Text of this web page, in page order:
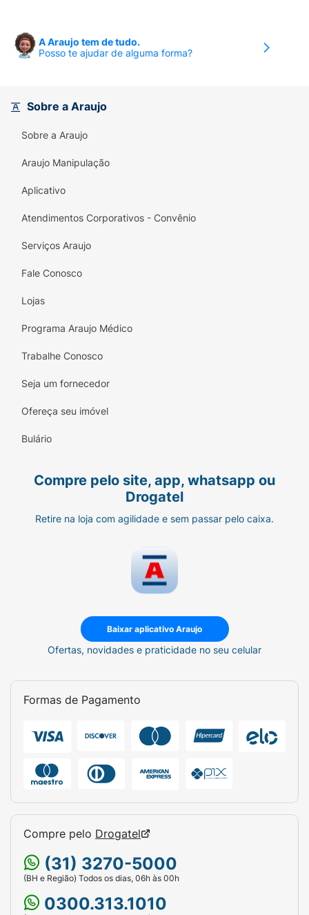
A Araujo tem de tudo.
Posso te ajudar de alguma forma?
Sobre a Araujo
Sobre a Araujo
Araujo Manipulação
Aplicativo
Atendimentos Corporativos - Convênio
Serviços Araujo
Fale Conosco
Lojas
Programa Araujo Médico
Trabalhe Conosco
Seja um fornecedor
Ofereça seu imóvel
Bulário
Compre pelo site, app, whatsapp ou
Drogatel
Retire na loja com agilidade e sem passar pelo caixa.
Baixar aplicativo Araujo
Ofertas, novidades e praticidade no seu celular
Formas de Pagamento
Compre pelo Drogatel
(31) 3270-5000
(BH e Região) Todos os dias, 06h às 00h
0300.313.1010